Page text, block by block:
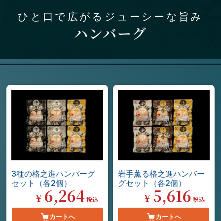
ひと口で広がるジューシーな旨み
ハンバーグ
3種の格之進ハンバーグ
セット（各2個）
¥ 6,264 税込
カートへ
岩手薫る格之進ハンバー
グセット（各2個）
¥ 5,616 税込
カートへ